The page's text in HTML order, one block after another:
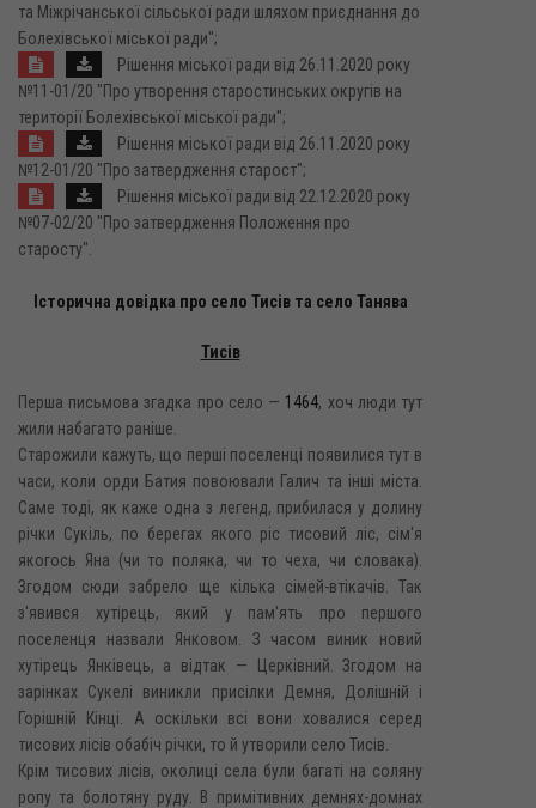
та Міжрічанської сільської ради шляхом приєднання до
Болехівської міської ради";
Рішення міської ради від 26.11.2020 року
№11-01/20 "Про утворення старостинських округів на
території Болехівської міської ради";
Рішення міської ради від 26.11.2020 року
№12-01/20 "Про затвердження старост";
Рішення міської ради від 22.12.2020 року
№07-02/20 "Про затвердження Положення про
старосту".
Історична довідка про село Тисів та село Танява
Тисів
Перша письмова згадка про село — 1464, хоч люди тут
жили набагато раніше.
Старожили кажуть, що перші поселенці появилися тут в
часи, коли орди Батия повоювали Галич та інші міста.
Саме тоді, як каже одна з легенд, прибилася у долину
річки Сукіль, по берегах якого ріс тисовий ліс, сім'я
якогось Яна (чи то поляка, чи то чеха, чи словака).
Згодом сюди забрело ще кілька сімей-втікачів. Так
з'явився хутірець, який у пам'ять про першого
поселенця назвали Янковом. З часом виник новий
хутірець Янківець, а відтак — Церківний. Згодом на
зарінках Сукелі виникли присілки Демня, Долішній і
Горішній Кінці. А оскільки всі вони ховалися серед
тисових лісів обабіч річки, то й утворили село Тисів.
Крім тисових лісів, околиці села були багаті на соляну
ропу та болотяну руду. В примітивних демнях-домнах